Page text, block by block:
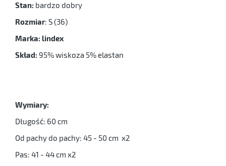
Stan: bardzo dobry
Rozmiar: S (36)
Marka: lindex
Skład: 95% wiskoza 5% elastan
Wymiary:
Długość: 60 cm
Od pachy do pachy: 45 - 50 cm x2
Pas: 41 - 44 cm x2